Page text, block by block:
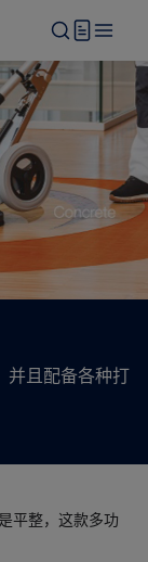
并且配备各种打
平整，这款多功